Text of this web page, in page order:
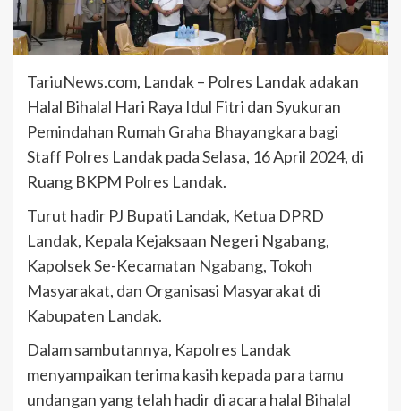
TariuNews.com, Landak – Polres Landak adakan
Halal Bihalal Hari Raya Idul Fitri dan Syukuran
Pemindahan Rumah Graha Bhayangkara bagi
Staff Polres Landak pada Selasa, 16 April 2024, di
Ruang BKPM Polres Landak.
Turut hadir PJ Bupati Landak, Ketua DPRD
Landak, Kepala Kejaksaan Negeri Ngabang,
Kapolsek Se-Kecamatan Ngabang, Tokoh
Masyarakat, dan Organisasi Masyarakat di
Kabupaten Landak.
Dalam sambutannya, Kapolres Landak
menyampaikan terima kasih kepada para tamu
undangan yang telah hadir di acara halal Bihalal